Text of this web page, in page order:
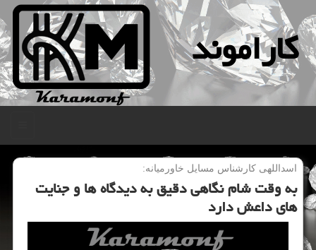
كاراموند
اسداللهی كارشناس مسایل خاورمیانه:
به وقت شام نگاهی دقیق به دیدگاه ها و جنایت
های داعش دارد